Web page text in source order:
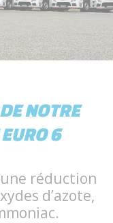
NOTRE
6
réduction
d’azote,